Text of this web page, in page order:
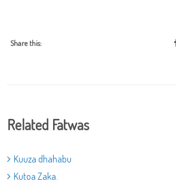
Share this:
Related Fatwas
Kuuza dhahabu
Kutoa Zaka.